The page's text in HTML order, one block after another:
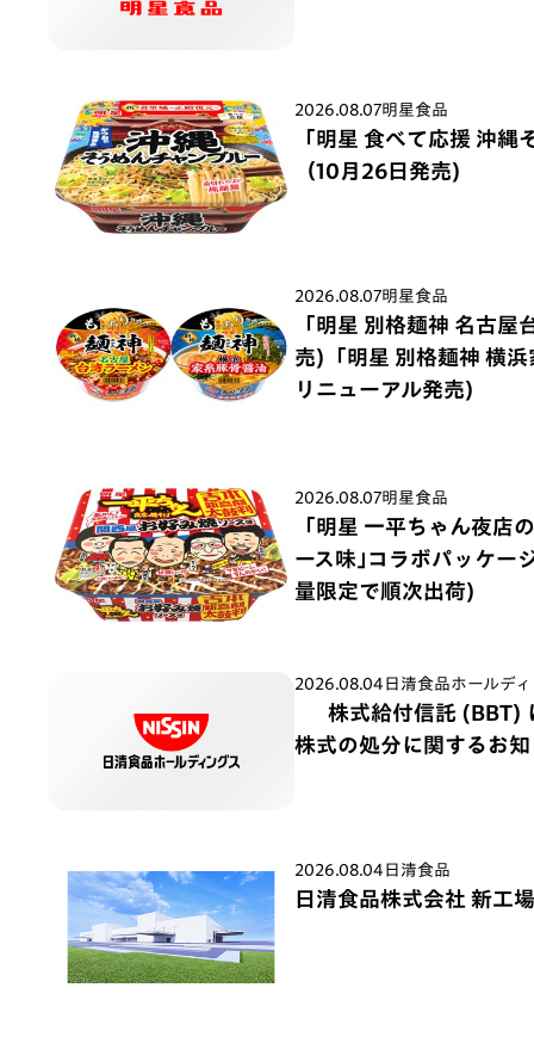
2026.08.07明星食品
「明星 食べて応援 沖縄
（10月26日発売)
2026.08.07明星食品
「明星 別格麺神 名古
売)「明星 別格麺神 横
リニューアル発売)
2026.08.07明星食品
「明星 一平ちゃん夜店
ース味｣コラボパッケー
量限定で順次出荷)
2026.08.04 日清食品ホールデ
株式給付信託 (BBT)
株式の処分に関するお知
2026.08.04 日清食品
日清食品株式会社 新工